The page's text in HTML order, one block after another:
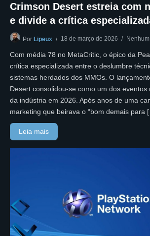
Crimson Desert estreia com
e divide a crítica
Por Lipeux 18 de março de 2026
Com média 78 no MetaCritic, o épico da
crítica especializada entre o deslumbre
sistemas herdados dos MMOs. O
Desert consolidou-se como um dos eventos
da indústria em 2026. Após anos de uma
marketing que beirava o “bom demais para
Leia mais